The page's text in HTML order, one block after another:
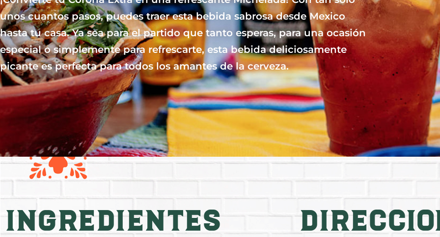
unos cuantos pasos, puedes traer esta bebida sabrosa desde Mexico
hasta tu casa. Ya sea para el partido que tanto esperas, para una ocasión
especial o simplemente para refrescarte, esta bebida deliciosamente
picante es perfecta para todos los amantes de la cerveza.
Ingredientes